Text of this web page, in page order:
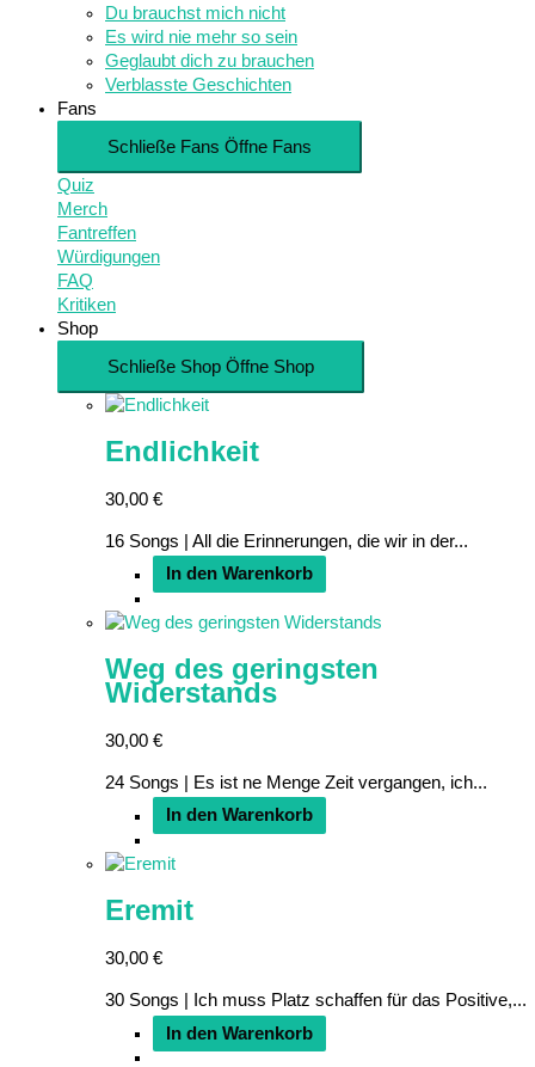
Du brauchst mich nicht
Es wird nie mehr so sein
Geglaubt dich zu brauchen
Verblasste Geschichten
Fans
Schließe Fans Öffne Fans
Quiz
Merch
Fantreffen
Würdigungen
FAQ
Kritiken
Shop
Schließe Shop Öffne Shop
Endlichkeit
30,00 €
16 Songs | All die Erinnerungen, die wir in der...
In den Warenkorb
Weg des geringsten
Widerstands
30,00 €
24 Songs | Es ist ne Menge Zeit vergangen, ich...
In den Warenkorb
Eremit
30,00 €
30 Songs | Ich muss Platz schaffen für das Positive,...
In den Warenkorb